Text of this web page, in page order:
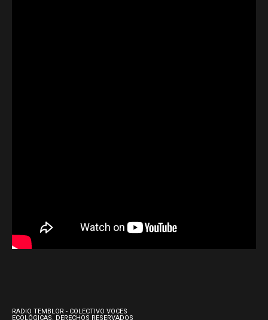
RADIO TEMBLOR - COLECTIVO VOCES
ECOLÓGICAS. DERECHOS RESERVADOS